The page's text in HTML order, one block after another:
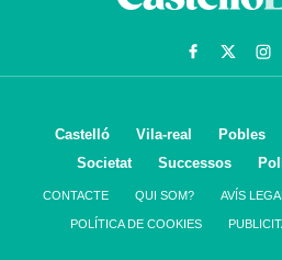
Castelló Vila-real Pobles
Societat
Successos
CONTACTE QUI SOM? AVÍS LEGAL
POLÍTICA DE COOKIES